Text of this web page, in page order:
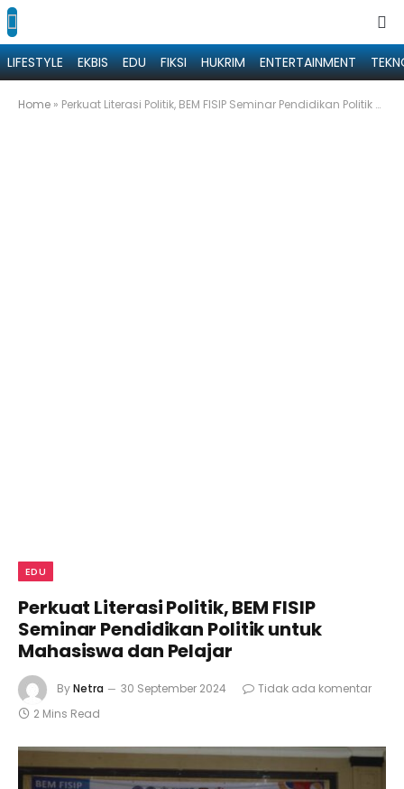
LIFESTYLE EKBIS EDU FIKSI HUKRIM ENTERTAINMENT
Home » Perkuat Literasi Politik, BEM FISIP Seminar Pendidikan Politik untuk Mahasiswa dan Pelajar
EDU
Perkuat Literasi Politik, BEM FISIP
Seminar Pendidikan Politik untuk
Mahasiswa dan Pelajar
ByNetra 30 September 2024
Tidak ada komentar
2 Mins Read